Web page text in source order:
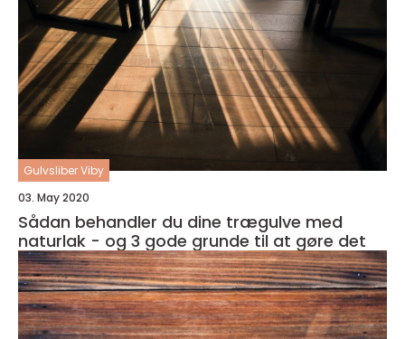
Gulvsliber Viby
03. May 2020
Sådan behandler du dine trægulve med
naturlak - og 3 gode grunde til at gøre det